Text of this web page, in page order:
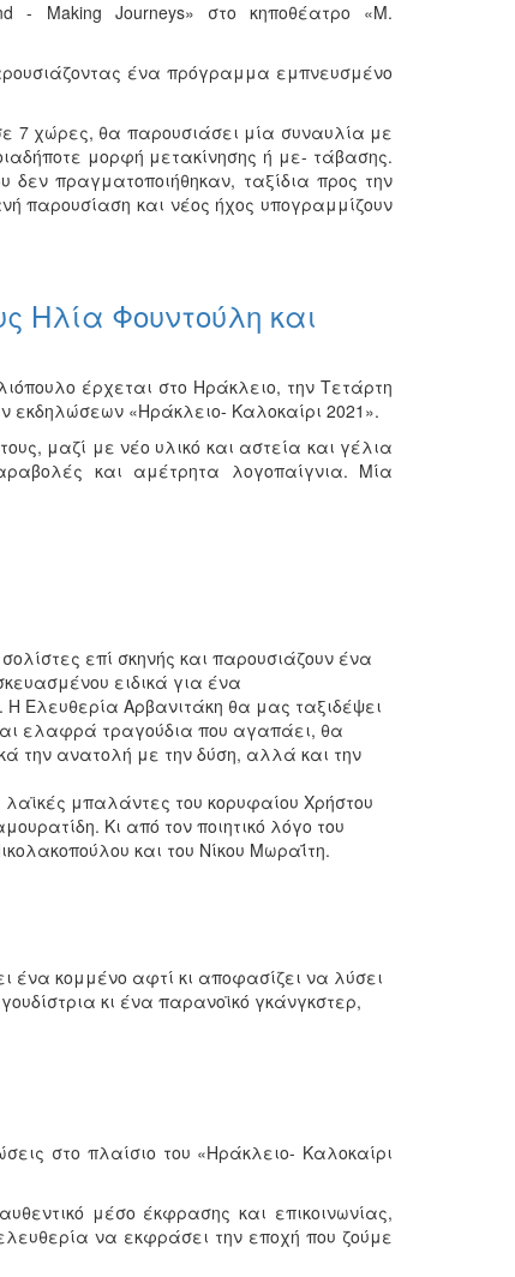
- Making Journeys» στο κηποθέατρο «Μ.
ένα πρόγραμμα εμπνευσμένο
7 χώρες, θα παρουσιάσει μία συναυλία με
μορφή μετακίνησης ή με- τάβασης.
πραγματοποιήθηκαν, ταξίδια προς την
παρουσίαση και νέος ήχος υπογραμμίζουν
Ηλία Φουντούλη και
έρχεται στο Ηράκλειο, την Τετάρτη
εκδηλώσεων «Ηράκλειο- Καλοκαίρι 2021».
μαζί με νέο υλικό και αστεία και γέλια
και αμέτρητα λογοπαίγνια. Μία
επί σκηνής και παρουσιάζουν ένα
ειδικά για ένα
Ελευθερία Αρβανιτάκη θα μας ταξιδέψει
ελαφρά τραγούδια που αγαπάει, θα
την ανατολή με την δύση, αλλά και την
μπαλάντες του κορυφαίου Χρήστου
Κι από τον ποιητικό λόγο του
και του Νίκου Μωραΐτη.
ένα κομμένο αφτί κι αποφασίζει να λύσει
κι ένα παρανοϊκό γκάνγκστερ,
στο πλαίσιο του «Ηράκλειο- Καλοκαίρι
μέσο έκφρασης και επικοινωνίας,
να εκφράσει την εποχή που ζούμε